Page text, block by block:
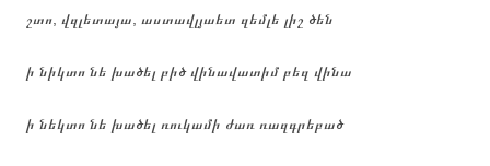
շտո, վզլետայա, աստավլյաետ զեմլե լիշ ծեն
ի նիկտո նե խածել բիծ վինավատիմ բեզ վինա
ի նեկտո նե խածել ռուկամի ժառ ռազգրեբած